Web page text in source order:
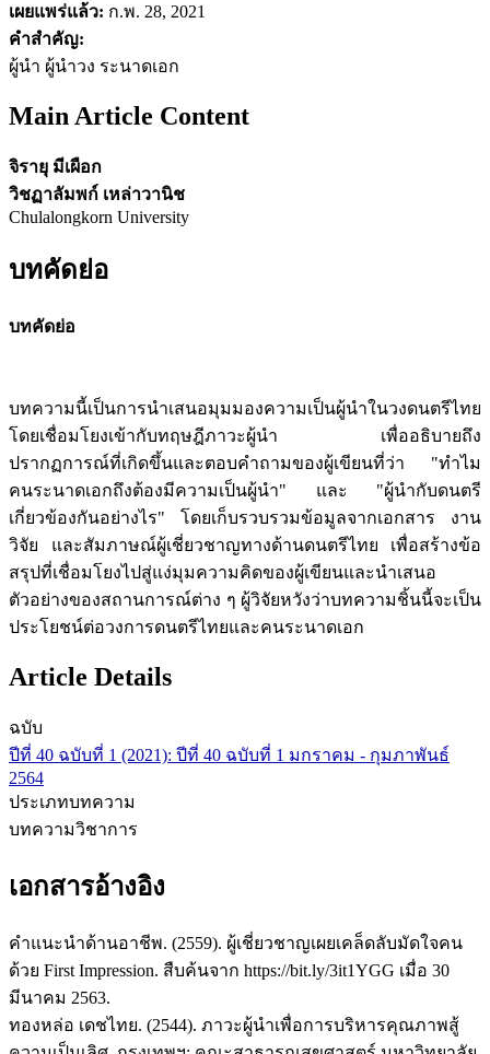
เผยแพร่แล้ว: ก.พ. 28, 2021
คำสำคัญ:
ผู้นำ ผู้นำวง ระนาดเอก
Main Article Content
จิรายุ มีเผือก
วิชฏาลัมพก์ เหล่าวานิช
Chulalongkorn University
บทคัดย่อ
บทคัดย่อ
บทความนี้เป็นการนำเสนอมุมมองความเป็นผู้นำในวงดนตรีไทย
โดยเชื่อมโยงเข้ากับทฤษฎีภาวะผู้นำ เพื่ออธิบายถึง
ปรากฏการณ์ที่เกิดขึ้นและตอบคำถามของผู้เขียนที่ว่า "ทำไม
คนระนาดเอกถึงต้องมีความเป็นผู้นำ" และ "ผู้นำกับดนตรี
เกี่ยวข้องกันอย่างไร" โดยเก็บรวบรวมข้อมูลจากเอกสาร งาน
วิจัย และสัมภาษณ์ผู้เชี่ยวชาญทางด้านดนตรีไทย เพื่อสร้างข้อ
สรุปที่เชื่อมโยงไปสู่แง่มุมความคิดของผู้เขียนและนำเสนอ
ตัวอย่างของสถานการณ์ต่าง ๆ ผู้วิจัยหวังว่าบทความชิ้นนี้จะเป็น
ประโยชน์ต่อวงการดนตรีไทยและคนระนาดเอก
Article Details
ฉบับ
ปีที่ 40 ฉบับที่ 1 (2021): ปีที่ 40 ฉบับที่ 1 มกราคม - กุมภาพันธ์
2564
ประเภทบทความ
บทความวิชาการ
เอกสารอ้างอิง
คำแนะนำด้านอาชีพ. (2559). ผู้เชี่ยวชาญเผยเคล็ดลับมัดใจคน
ด้วย First Impression. สืบค้นจาก https://bit.ly/3it1YGG เมื่อ 30
มีนาคม 2563.
ทองหล่อ เดชไทย. (2544). ภาวะผู้นำเพื่อการบริหารคุณภาพสู้